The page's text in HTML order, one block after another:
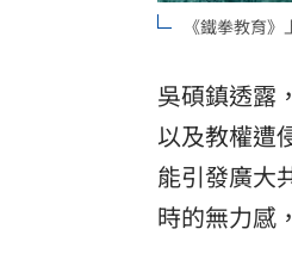
《鐵拳教育
吳碩鎮透露
以及教權遭
能引發廣大
時的無力感